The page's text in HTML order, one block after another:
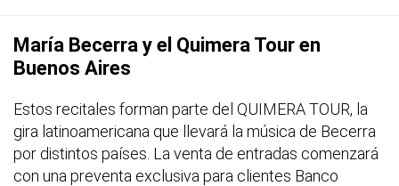
María Becerra y el Quimera Tour en
Buenos Aires
Estos recitales forman parte del QUIMERA TOUR, la
gira latinoamericana que llevará la música de Becerra
por distintos países. La venta de entradas comenzará
con una preventa exclusiva para clientes Banco